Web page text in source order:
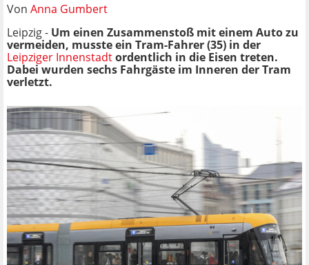
Von Anna Gumbert
Leipzig - Um einen Zusammenstoß mit einem Auto zu
vermeiden, musste ein Tram-Fahrer (35) in der
Leipziger Innenstadtordentlich in die Eisen treten.
Dabei wurden sechs Fahrgäste im Inneren der Tram
verletzt.